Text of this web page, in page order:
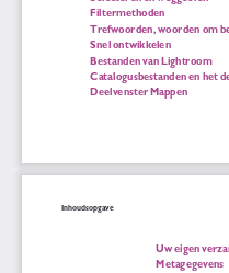
Filtermethoden
Trefwoorden, woorden om
Snel ontwikkelen
Bestanden van Lightroom
Catalogusbestanden en het
Deelvenster Mappen
Uw eigen
Metagegevens
Inhoudsopgave